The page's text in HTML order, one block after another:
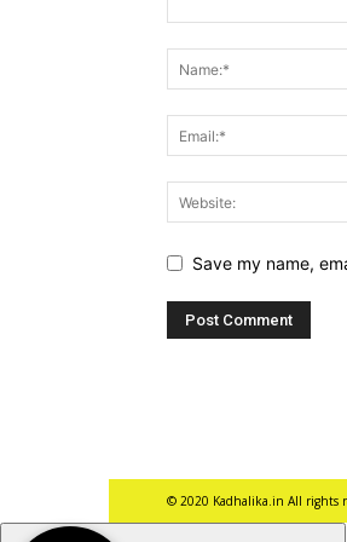
Save my name,
© 2020 Kadhalika.in All rights